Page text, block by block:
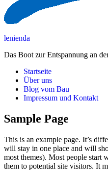
lenienda
Das Boot zur Entspannung an
Startseite
Über uns
Blog vom Bau
Impressum und Kontakt
Sample Page
This is an example page. It’s
will stay in one place and will
most themes). Most people start
them to potential site visitors. It